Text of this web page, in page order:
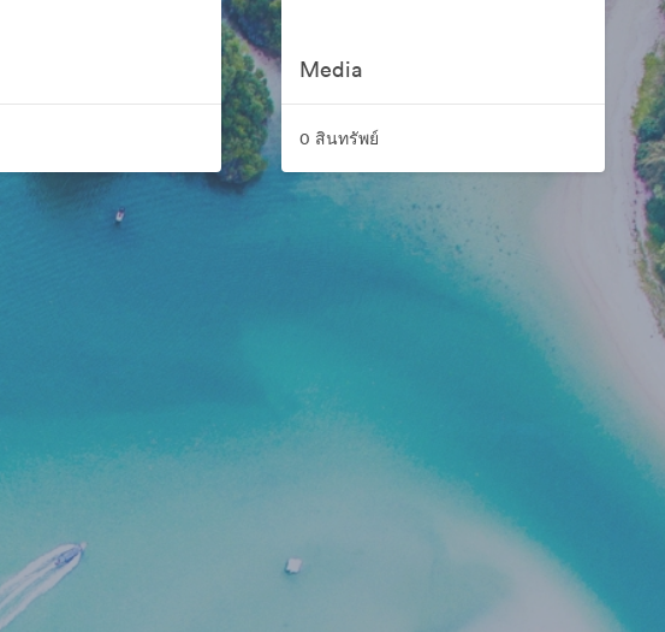
Media
0 สินทรัพย์